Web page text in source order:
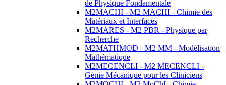
de Physique Fondamentale
M2MACHI - M2 MACHI - Chimie des
Matériaux et Interfaces
M2MARES - M2 PBR - Physique par
Recherche
M2MATHMOD - M2 MM - Modélisation
Mathématique
M2MECENCLI - M2 MECENCLI -
Génie Mécanique pour les Cliniciens